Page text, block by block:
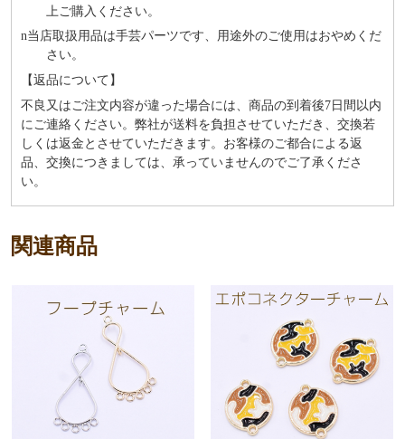
上ご購入ください。
n当店取扱用品は⼿芸パーツです、⽤途外のご使⽤はおやめくだ
さい。
【返品について】
不良又はご注文内容が違った場合には、商品の到着後7日間以内
にご連絡ください。弊社が送料を負担させていただき、交換若
しくは返金とさせていただきます。お客様のご都合による返
品、交換につきましては、承っていませんのでご了承くださ
い。
関連商品